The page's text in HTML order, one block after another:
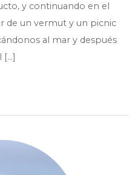
y continuando en el
de un vermut y un picnic
al mar y después
[…]